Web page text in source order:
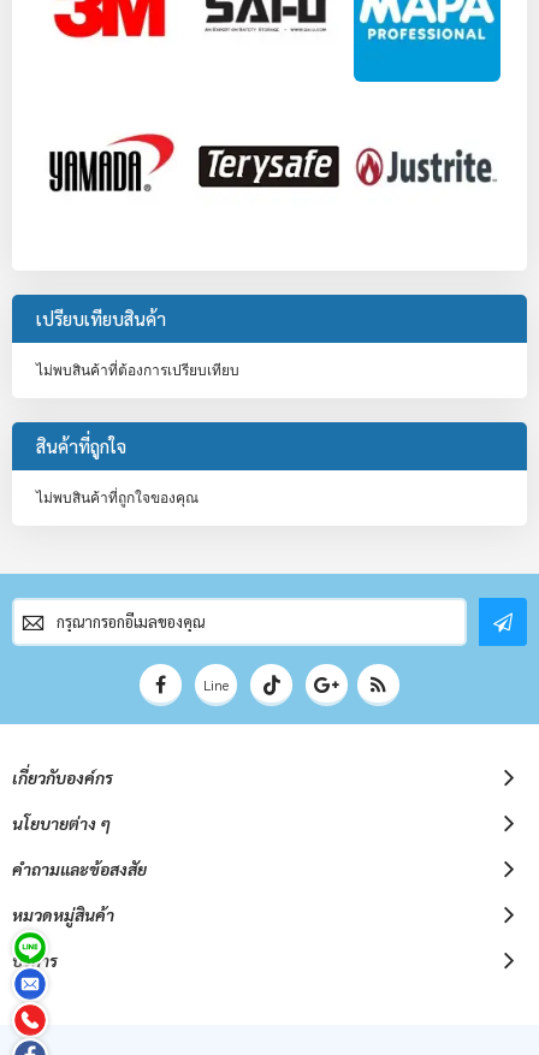
เปรียบเทียบสินค้า
ไม่พบสินค้าที่ต้องการเปรียบเทียบ
สินค้าที่ถูกใจ
ไม่พบสินค้าที่ถูกใจของคุณ
สมัคร
สมาชิก
จดหมาย
Line
เกี่ยวกับองค์กร
นโยบายต่าง ๆ
คำถามและข้อสงสัย
หมวดหมู่สินค้า
บริการ